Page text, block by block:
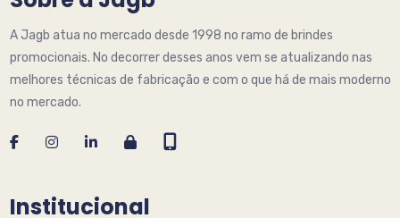
A Jagb atua no mercado desde 1998 no ramo de brindes
promocionais. No decorrer desses anos vem se atualizando nas
melhores técnicas de fabricação e com o que há de mais moderno
no mercado.
Institucional